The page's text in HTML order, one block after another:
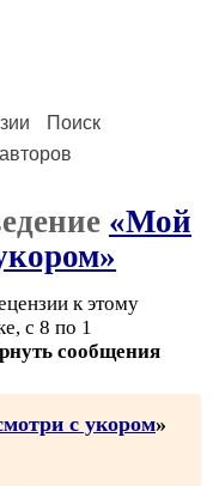
Поиск
«Мой
к этому
с 8 по 1
сообщения
с укором»